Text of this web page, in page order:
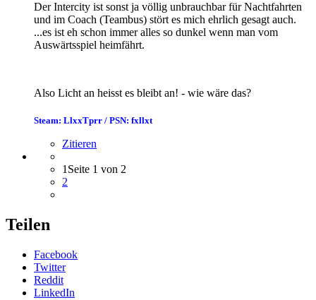
Der Intercity ist sonst ja völlig unbrauchbar für Nachtfahrten
und im Coach (Teambus) stört es mich ehrlich gesagt auch.
...es ist eh schon immer alles so dunkel wenn man vom
Auswärtsspiel heimfährt.
Also Licht an heisst es bleibt an! - wie wäre das?
Steam: LlxxTprr / PSN: fxllxt
Zitieren
1 Seite 1 von 2
2
Teilen
Facebook
Twitter
Reddit
LinkedIn